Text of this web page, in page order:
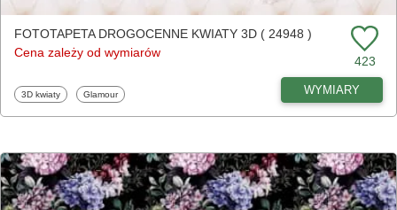
FOTOTAPETA DROGOCENNE KWIATY 3D ( 24948 )
Cena zależy od wymiarów
423
Fototapety
3D kwiaty Fototapety
Glamour WYMIARY